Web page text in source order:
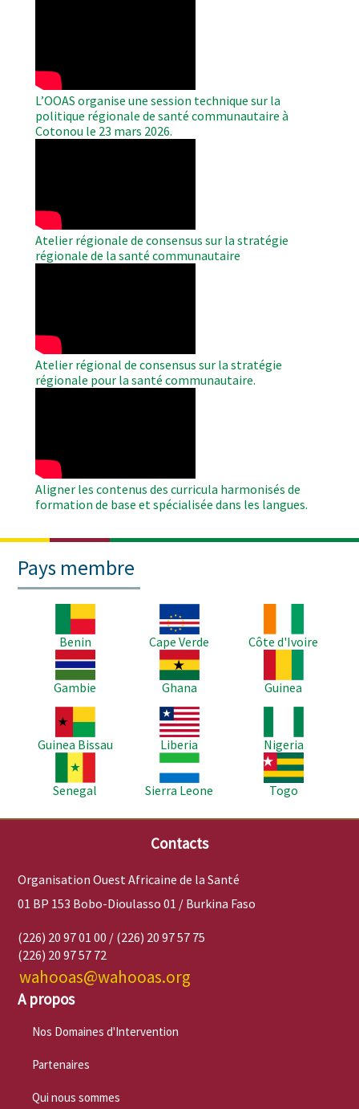
L’OOAS organise une session technique sur la
politique régionale de santé communautaire à
Cotonou le 23 mars 2026.
Atelier régionale de consensus sur la stratégie
régionale de la santé communautaire
Atelier régional de consensus sur la stratégie
régionale pour la santé communautaire.
Aligner les contenus des curricula harmonisés de
formation de base et spécialisée dans les langues.
Pays membre
Benin
Image
Cape Verde
Côte d'Ivoire
Image
Gambie
Image
Ghana
Guinea
Image
Guinea Bissau
Image
Liberia
Nigeria
Senegal
Image
Sierra Leone
Image
Togo
Contacts
Organisation Ouest Africaine de la Santé
01 BP 153 Bobo-Dioulasso 01 / Burkina Faso
(226) 20 97 01 00 / (226) 20 97 57 75
(226) 20 97 57 72
wahooas@wahooas.org
A propos
Nos Domaines d'Intervention
Partenaires
Qui nous sommes